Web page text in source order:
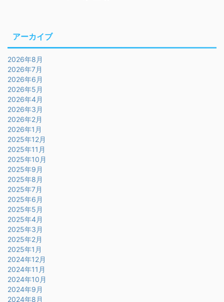
アーカイブ
2026年8月
2026年7月
2026年6月
2026年5月
2026年4月
2026年3月
2026年2月
2026年1月
2025年12月
2025年11月
2025年10月
2025年9月
2025年8月
2025年7月
2025年6月
2025年5月
2025年4月
2025年3月
2025年2月
2025年1月
2024年12月
2024年11月
2024年10月
2024年9月
2024年8月